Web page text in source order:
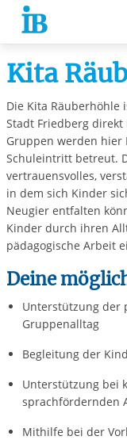
Springe zum Inhalt
Kita
Die Kita Räuberhöhle
Stadt Friedberg
Gruppen werden hier
Schuleintritt betreut.
vertrauensvolles,
in dem sich Kinder
Neugier entfalten
Kinder durch ihren
pädagogische Arbeit
Deine
Unterstützung der
Gruppenalltag
Begleitung der
Unterstützung bei
sprachfördernden
Mithilfe bei der